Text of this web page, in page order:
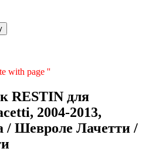
with page ''
RESTIN для
2004-2013,
/ Шевроле Лачетти /